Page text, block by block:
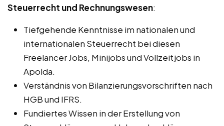
Steuerrecht und Rechnungswesen:
Tiefgehende Kenntnisse im nationalen und
internationalen Steuerrecht bei diesen
Freelancer Jobs, Minijobs und Vollzeitjobs in
Apolda.
Verständnis von Bilanzierungsvorschriften nach
HGB und IFRS.
Fundiertes Wissen in der Erstellung von